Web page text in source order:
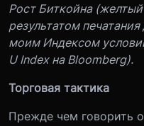
Рост Биткойна
результатом
моим Индексом
U Index на Bloomberg).
Торговая тактика
Прежде чем говорить